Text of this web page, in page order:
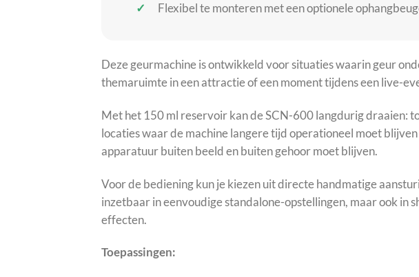
Flexibel te monteren met een optionele
Deze geurmachine is ontwikkeld voor situaties waarin geur
themaruimte in een attractie of een moment tijdens een live-
Met het 150 ml reservoir kan de SCN-600 langdurig draaien:
locaties waar de machine langere tijd operationeel moet
apparatuur buiten beeld en buiten gehoor moet blijven.
Voor de bediening kun je kiezen uit directe handmatige
inzetbaar in eenvoudige standalone-opstellingen, maar ook
effecten.
Toepassingen: